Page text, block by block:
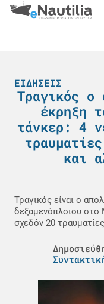
ΕΙΔΉΣΕΙΣ
Τραγικός ο
έκρηξη
τάνκερ: 4
και
Τραγικός είναι ο
δεξαμενόπλοιου στο
σχεδόν 20